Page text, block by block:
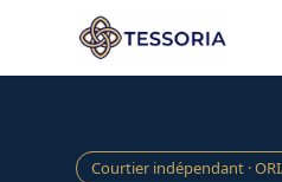
Aller au contenu principal
Courtier indépendant ·